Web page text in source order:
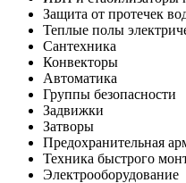
Защита от протечек
Теплые полы
Сантехника
Конвекторы
Автоматика
Группы безопасности
Задвижки
Затворы
Предохранительная
Техника быстрого
Электрооборудование